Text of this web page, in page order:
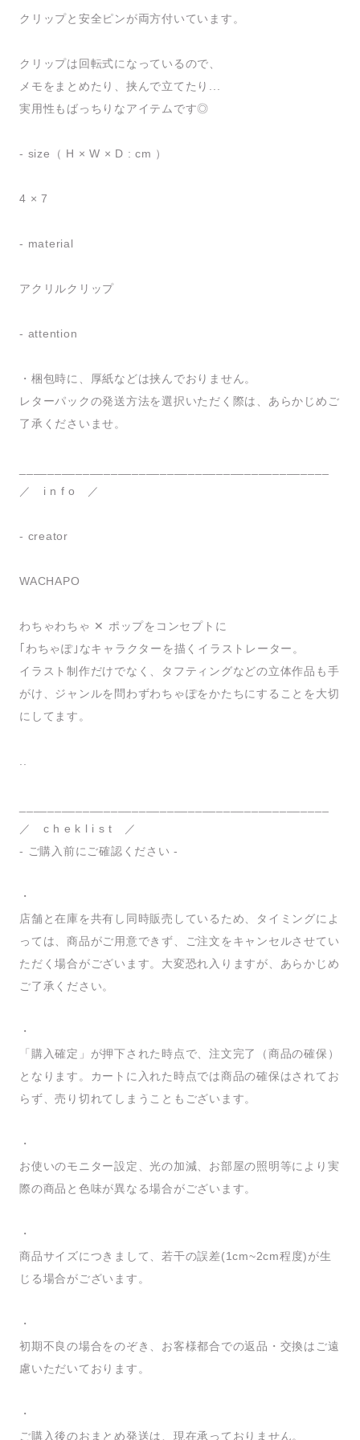
クリップと安全ピンが両方付いています。
クリップは回転式になっているので、
メモをまとめたり、挟んで立てたり...
実用性もばっちりなアイテムです◎
- size（ H × W × D : cm ）
4 × 7
- material
アクリルクリップ
- attention
・梱包時に、厚紙などは挟んでおりません。
レターパックの発送方法を選択いただく際は、あらかじめご
了承くださいませ。
／ i n f o ／
- creator
WACHAPO
わちゃわちゃ ✕ ポップをコンセプトに
｢わちゃぽ｣なキャラクターを描くイラストレーター。
イラスト制作だけでなく、タフティングなどの立体作品も手
がけ、ジャンルを問わずわちゃぽをかたちにすることを大切
にしてます。
／ c h e k l i s t ／
- ご購入前にご確認ください -
・
店舗と在庫を共有し同時販売しているため、タイミングによ
っては、商品がご用意できず、ご注文をキャンセルさせてい
ただく場合がございます。大変恐れ入りますが、あらかじめ
ご了承ください。
・
「購入確定」が押下された時点で、注文完了（商品の確保）
となります。カートに入れた時点では商品の確保はされてお
らず、売り切れてしまうこともございます。
・
お使いのモニター設定、光の加減、お部屋の照明等により実
際の商品と色味が異なる場合がございます。
・
商品サイズにつきまして、若干の誤差(1cm~2cm程度)が生
じる場合がございます。
・
初期不良の場合をのぞき、お客様都合での返品・交換はご遠
慮いただいております。
・
ご購入後のおまとめ発送は、現在承っておりません。